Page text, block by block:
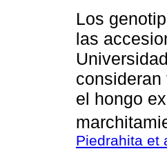
Los
las
consideran
el hongo
Piedrahita et